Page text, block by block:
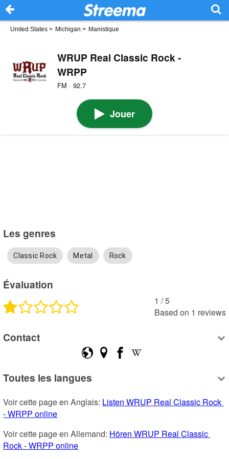
United States > Michigan > Manistique
WRUP Real Classic Rock -
WRPP
FM · 92.7
Jouer
Les genres
Classic Rock Metal Rock
Évaluation
1 /5
Based on 1 reviews
Contact
Toutes les langues
Voir cette page en Anglais: Listen WRUP Real Classic Rock
- WRPP online
Voir cette page en Allemand: Hören WRUP Real Classic
Rock - WRPP online